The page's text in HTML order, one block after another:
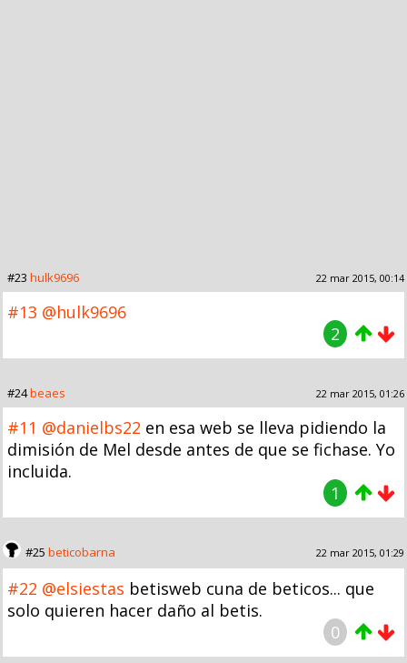
#23 hulk9696 22 mar 2015, 00:14
#13 @hulk9696
2
#24beaes 22 mar 2015, 01:26
#11 @danielbs22 en esa web se lleva pidiendo la
dimisión de Mel desde antes de que se fichase. Yo
incluida.
1
#25 beticobarna 22 mar 2015, 01:29
#22 @elsiestas betisweb cuna de beticos... que
solo quieren hacer daño al betis.
0